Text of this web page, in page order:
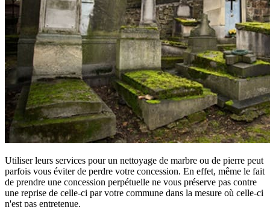
Utiliser leurs services pour un nettoyage de marbre ou de pierre peut
parfois vous éviter de perdre votre concession. En effet, même le fait
de prendre une concession perpétuelle ne vous préserve pas contre
une reprise de celle-ci par votre commune dans la mesure où celle-ci
n'est pas entretenue.